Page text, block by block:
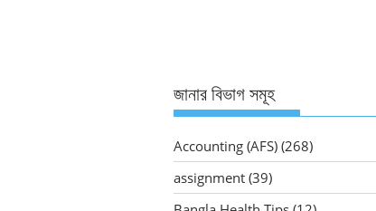
জানার বিভাগ সমূহ
Accounting (AFS) (268)
assignment (39)